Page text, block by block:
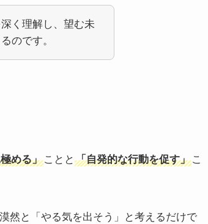
く理解し、望む未
のです。
める」 ことと 「自発的な行動を促す」 こ
然と「やる気を出そう」と考えるだけで